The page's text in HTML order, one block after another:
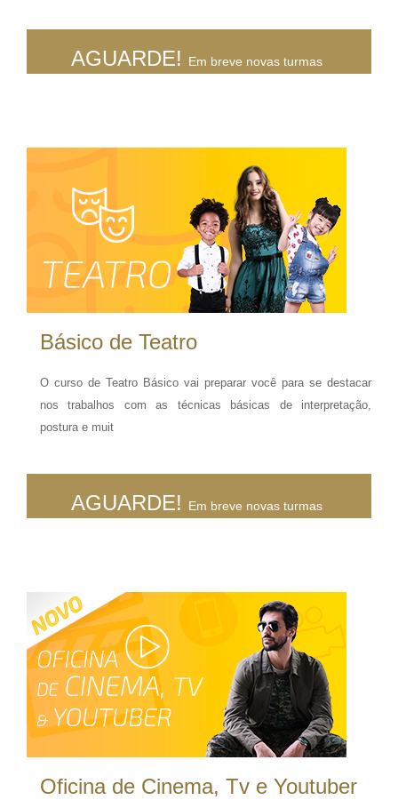
AGUARDE! Em breve novas turmas
Básico de Teatro
O curso de Teatro Básico vai preparar você para se destacar
nos trabalhos com as técnicas básicas de interpretação,
postura e muit
AGUARDE! Em breve novas turmas
Oficina de Cinema, Tv e Youtuber